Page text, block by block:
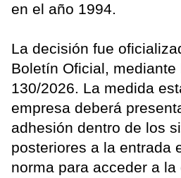
en el año 1994.
La decisión fue
Boletín Oficial, mediante
130/2026. La medida
empresa deberá
adhesión dentro de los
posteriores a la entrada
norma para acceder a la